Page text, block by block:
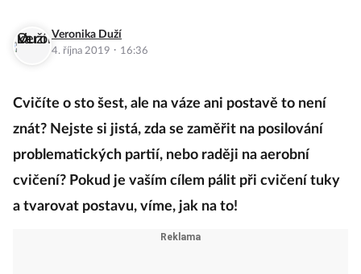
Veronika Duží
4. října 2019 · 16:36
Cvičíte o sto šest, ale na váze ani postavě to není
znát? Nejste si jistá, zda se zaměřit na posilování
problematických partií, nebo raději na aerobní
cvičení? Pokud je vaším cílem pálit při cvičení tuky
a tvarovat postavu, víme, jak na to!